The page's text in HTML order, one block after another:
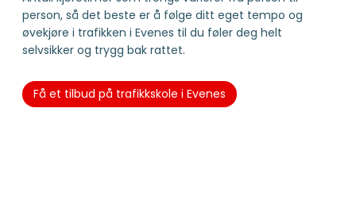
person, så det beste er å følge ditt eget tempo og
øvekjøre i trafikken i Evenes til du føler deg helt
selvsikker og trygg bak rattet.
Få et tilbud på trafikkskole i Evenes